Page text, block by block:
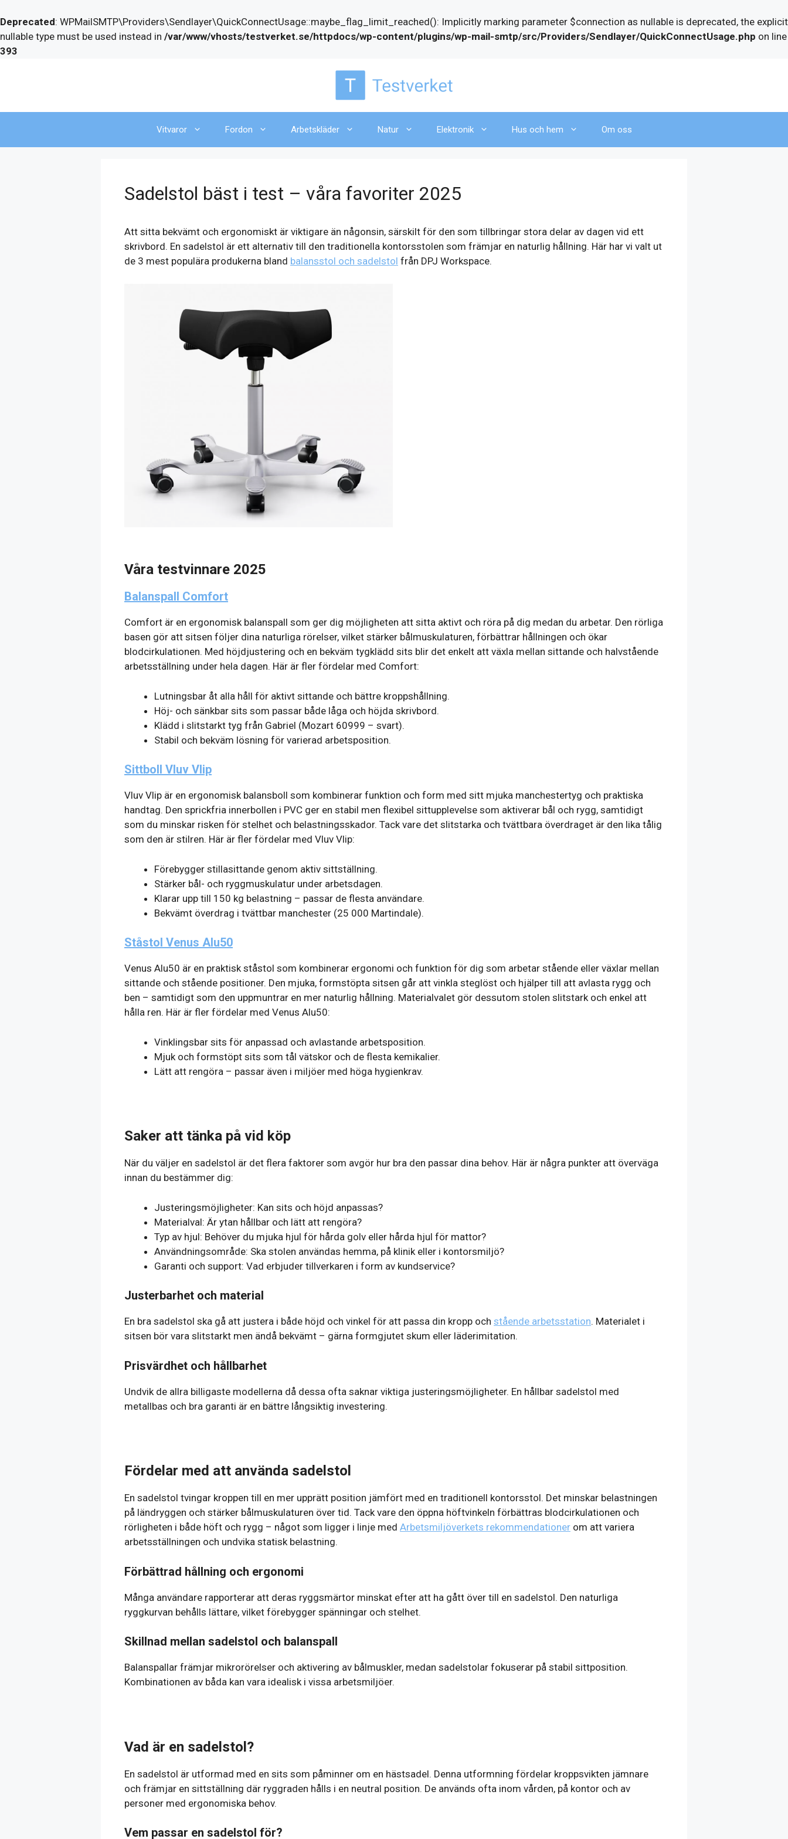
Deprecated: WPMailSMTP\Providers\Sendlayer\QuickConnectUsage::maybe_flag_limit_reached(): Implicitly marking parameter $connection as nullable is deprecated, the explicit
nullable type must be used instead in /var/www/vhosts/testverket.se/httpdocs/wp-content/plugins/wp-mail-smtp/src/Providers/Sendlayer/QuickConnectUsage.php on line
393
Vitvaror Fordon Arbetskläder Natur Elektronik Hus och hem Om oss
Sadelstol bäst i test – våra favoriter 2025
Att sitta bekvämt och ergonomiskt är viktigare än någonsin, särskilt för den som tillbringar stora delar av dagen vid ett
skrivbord. En sadelstol är ett alternativ till den traditionella kontorsstolen som främjar en naturlig hållning. Här har vi valt ut
de 3 mest populära produkerna bland balansstol och sadelstol från DPJ Workspace.
Våra testvinnare 2025
Balanspall Comfort
Comfort är en ergonomisk balanspall som ger dig möjligheten att sitta aktivt och röra på dig medan du arbetar. Den rörliga
basen gör att sitsen följer dina naturliga rörelser, vilket stärker bålmuskulaturen, förbättrar hållningen och ökar
blodcirkulationen. Med höjdjustering och en bekväm tygklädd sits blir det enkelt att växla mellan sittande och halvstående
arbetsställning under hela dagen. Här är fler fördelar med Comfort:
Lutningsbar åt alla håll för aktivt sittande och bättre kroppshållning.
Höj- och sänkbar sits som passar både låga och höjda skrivbord.
Klädd i slitstarkt tyg från Gabriel (Mozart 60999 – svart).
Stabil och bekväm lösning för varierad arbetsposition.
Sittboll Vluv Vlip
Vluv Vlip är en ergonomisk balansboll som kombinerar funktion och form med sitt mjuka manchestertyg och praktiska
handtag. Den sprickfria innerbollen i PVC ger en stabil men flexibel sittupplevelse som aktiverar bål och rygg, samtidigt
som du minskar risken för stelhet och belastningsskador. Tack vare det slitstarka och tvättbara överdraget är den lika tålig
som den är stilren. Här är fler fördelar med Vluv Vlip:
Förebygger stillasittande genom aktiv sittställning.
Stärker bål- och ryggmuskulatur under arbetsdagen.
Klarar upp till 150 kg belastning – passar de flesta användare.
Bekvämt överdrag i tvättbar manchester (25 000 Martindale).
Ståstol Venus Alu50
Venus Alu50 är en praktisk ståstol som kombinerar ergonomi och funktion för dig som arbetar stående eller växlar mellan
sittande och stående positioner. Den mjuka, formstöpta sitsen går att vinkla steglöst och hjälper till att avlasta rygg och
ben – samtidigt som den uppmuntrar en mer naturlig hållning. Materialvalet gör dessutom stolen slitstark och enkel att
hålla ren. Här är fler fördelar med Venus Alu50:
Vinklingsbar sits för anpassad och avlastande arbetsposition.
Mjuk och formstöpt sits som tål vätskor och de flesta kemikalier.
Lätt att rengöra – passar även i miljöer med höga hygienkrav.
Saker att tänka på vid köp
När du väljer en sadelstol är det flera faktorer som avgör hur bra den passar dina behov. Här är några punkter att överväga
innan du bestämmer dig:
Justeringsmöjligheter: Kan sits och höjd anpassas?
Materialval: Är ytan hållbar och lätt att rengöra?
Typ av hjul: Behöver du mjuka hjul för hårda golv eller hårda hjul för mattor?
Användningsområde: Ska stolen användas hemma, på klinik eller i kontorsmiljö?
Garanti och support: Vad erbjuder tillverkaren i form av kundservice?
Justerbarhet och material
En bra sadelstol ska gå att justera i både höjd och vinkel för att passa din kropp och stående arbetsstation. Materialet i
sitsen bör vara slitstarkt men ändå bekvämt – gärna formgjutet skum eller läderimitation.
Prisvärdhet och hållbarhet
Undvik de allra billigaste modellerna då dessa ofta saknar viktiga justeringsmöjligheter. En hållbar sadelstol med
metallbas och bra garanti är en bättre långsiktig investering.
Fördelar med att använda sadelstol
En sadelstol tvingar kroppen till en mer upprätt position jämfört med en traditionell kontorsstol. Det minskar belastningen
på ländryggen och stärker bålmuskulaturen över tid. Tack vare den öppna höftvinkeln förbättras blodcirkulationen och
rörligheten i både höft och rygg – något som ligger i linje med Arbetsmiljöverkets rekommendationer om att variera
arbetsställningen och undvika statisk belastning.
Förbättrad hållning och ergonomi
Många användare rapporterar att deras ryggsmärtor minskat efter att ha gått över till en sadelstol. Den naturliga
ryggkurvan behålls lättare, vilket förebygger spänningar och stelhet.
Skillnad mellan sadelstol och balanspall
Balanspallar främjar mikrorörelser och aktivering av bålmuskler, medan sadelstolar fokuserar på stabil sittposition.
Kombinationen av båda kan vara idealisk i vissa arbetsmiljöer.
Vad är en sadelstol?
En sadelstol är utformad med en sits som påminner om en hästsadel. Denna utformning fördelar kroppsvikten jämnare
och främjar en sittställning där ryggraden hålls i en neutral position. De används ofta inom vården, på kontor och av
personer med ergonomiska behov.
Vem passar en sadelstol för?